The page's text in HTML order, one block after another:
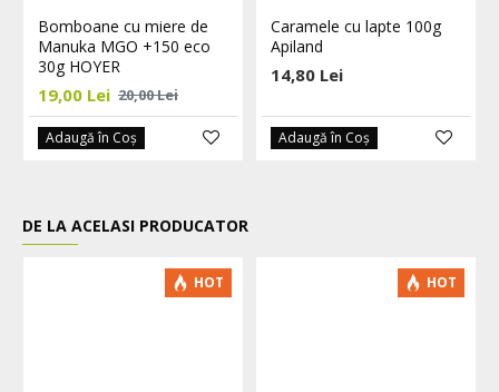
Bomboane cu miere de
Manuka MGO +150 eco
30g HOYER
19,00 Lei 20,00 Lei
Adaugă în Coş
Caramele cu lapte 100g
Apiland
14,80 Lei
Adaugă în Coş
DE LA ACELASI PRODUCATOR
HOT HOT